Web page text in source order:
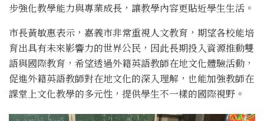
步強化教學能力與專業成長，讓教學內容更貼近學生生活。
市長黃敏惠表示，嘉義市非常重視人文教育，期望各校能培
育出具有未來影響力的世界公民，因此長期投入資源推動雙
語與國際教育，希望透過外籍英語教師在地文化體驗活動，
促進外籍英語教師對在地文化的深入理解，也能加強教師在
課堂上文化教學的多元性，提供學生不一樣的國際視野。